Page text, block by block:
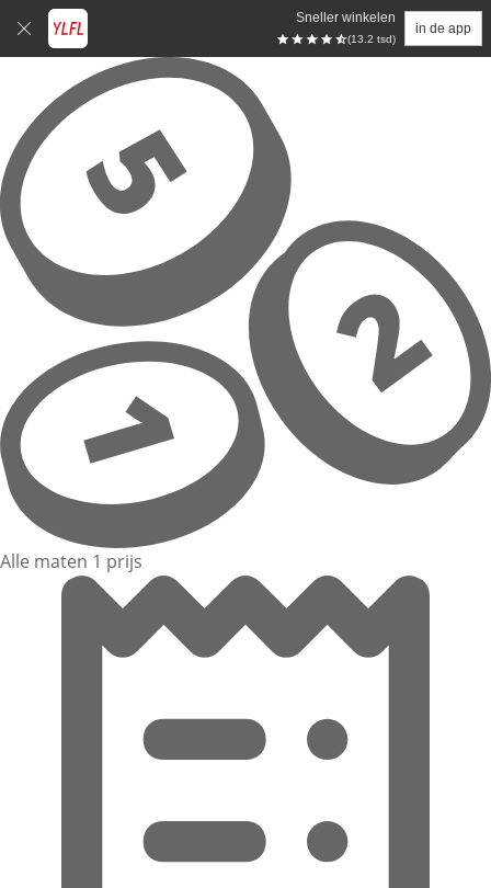
Sneller winkelen
(13.2 tsd)
in de app
Overslaan naar hoofdinhoud
Alle maten 1 prijs